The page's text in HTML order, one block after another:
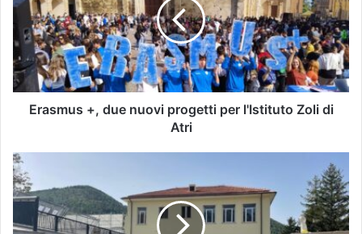
Erasmus +, due nuovi progetti per l'Istituto Zoli di
Atri